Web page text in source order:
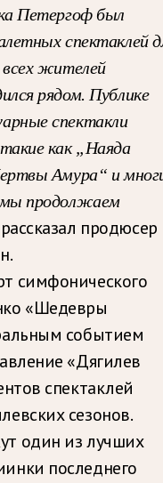
Петергоф был
спектаклей
всех жителей
рядом. Публике
спектакли
как „Наяда
Амура“ и
мы продолжаем
продюсер
симфонического
«Шедевры
событием
«Дягилев
спектаклей
сезонов.
один из лучших
последнего